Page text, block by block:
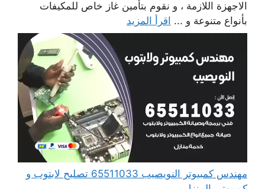
الاجهزة اللازمة ، و نقوم بتأمين غاز خاص للمكيفات
بأنواع متنوعة و ... اقرأ المزيد
مهندس كمبيوتر النويصيب 65511033 تصليح لابتوب و